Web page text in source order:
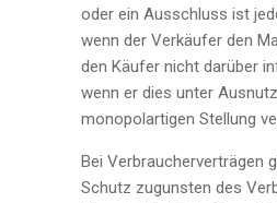
oder ein Ausschluss ist
wenn der Verkäufer den
den Käufer nicht darüber
wenn er dies unter
monopolartigen Stellung
Bei Verbraucherverträgen
Schutz zugunsten des